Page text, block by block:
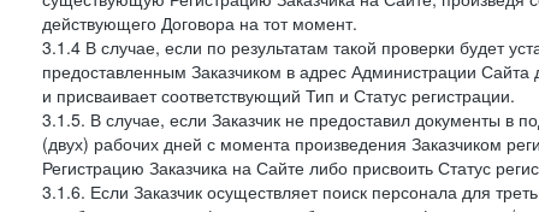
действующего Договора на тот момент.
3.1.4 В случае, если по результатам такой проверки будет
предоставленным Заказчиком в адрес Администрации
и присваивает соответствующий Тип и Статус регистрации.
3.1.5. В случае, если Заказчик не предоставил документы в
(двух) рабочих дней с момента произведения Заказчиком
Регистрацию Заказчика на Сайте либо присвоить Статус
3.1.6. Если Заказчик осуществляет поиск персонала для